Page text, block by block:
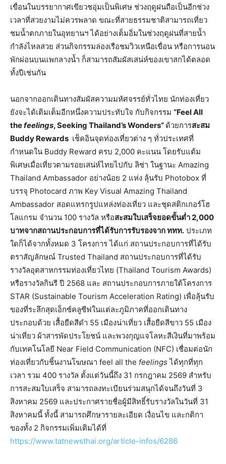
เขื่อนในบรรยากาศเขียวชอุ่มเป็นพิเศษ ช่วงฤดูฝนถือเป็นอีกช่วง
เวลาที่สวยงามไม่ควรพลาด ขณะที่สายธรรมชาติสามารถเที่ยว
ชมน้ำตกภายในอุทยานฯ ได้อย่างเต็มอิ่มในช่วงฤดูฝนที่สายน้ำ
กำลังไหลสวย ส่วนกิจกรรมล่องเรือชมวิวเหนือเขื่อน หรือการนอน
พักผ่อนบนแพกลางน้ำ ก็สามารถสัมผัสเสน่ห์ของเขาสกได้ตลอด
ทั้งปีเช่นกัน
นอกจากออกเดินทางสัมผัสความมหัศจรรย์ทั่วไทย นักท่องเที่ยว
ยังจะได้เติมเต็มอีกหนึ่งความประทับใจ กับกิจกรรม “Feel All
thefeelings, Seeking Thailand’s Wonders” ด้วยการสะสม
Buddy Rewards เช็คอินจุดท่องเที่ยวต่าง ๆ ทั่วประเทศที่
กำหนดใน Buddy Reward ครบ 2,000 คะแนน โดยรับแต้ม
พิเศษเมื่อเที่ยวตามรอยเสน่ห์ไทยไปกับ ลิซ่า ในฐานะ Amazing
Thailand Ambassador อย่างน้อย 2 แห่ง ลุ้นรับ Photobox ที่
บรรจุ Photocard ภาพ Key Visual Amazing Thailand
Ambassador สอดแทรกรูปแหล่งท่องเที่ยว และชุดสติกเกอร์โฮ
โลแกรม จำนวน 100 รางวัล หรือสะสมใบเสร็จยอดขั้นต่ำ 2,000
บาทจากสถานประกอบการที่ได้รับการรับรองจาก ททท. ประเภท
ใดก็ได้จากทั้งหมด 3 โครงการ ได้แก่ สถานประกอบการที่ได้รับ
ตราสัญลักษณ์ Trusted Thailand สถานประกอบการที่ได้รับ
รางวัลอุตสาหกรรมท่องเที่ยวไทย (Thailand Tourism Awards)
หรือรางวัลกินรี ปี 2568 และ สถานประกอบการภายใต้โครงการ
STAR (Sustainable Tourism Acceleration Rating) เพื่อลุ้นรับ
ของที่ระลึกสุดเอ็กซ์คลูซีฟในแต่ละภูมิภาคที่ออกเดินทาง
ประกอบด้วย เสื้อยืดสีดำ 55 เมืองน่าเที่ยว เสื้อยืดสีขาว 55 เมือง
น่าเที่ยว ผ้าสารพัดประโยชน์ และพวงกุญแจโลหะสีเงินที่มาพร้อม
กับเทคโนโลยี Near Field Communication (NFC) เชื่อมต่อนัก
ท่องเที่ยวกับชิ้นงานโฆษณา feel all the feelingsได้ทุกที่ทุก
เวลา รวม 400 รางวัล ตั้งแต่วันนี้ถึง 31 กรกฎาคม 2569 สำหรับ
การสะสมใบเสร็จ สามารถลงทะเบียนร่วมสนุกได้จนถึงวันที่ 3
สิงหาคม 2569 และประกาศรายชื่อผู้มีสิทธิ์รับรางวัลในวันที่ 31
สิงหาคมนี้ ทั้งนี้ สามารถศึกษารายละเอียด เงื่อนไข และกติกา
ของทั้ง 2 กิจกรรมเพิ่มเติมได้ที่
https://www.tatnewsthai.org/article-infos/6286